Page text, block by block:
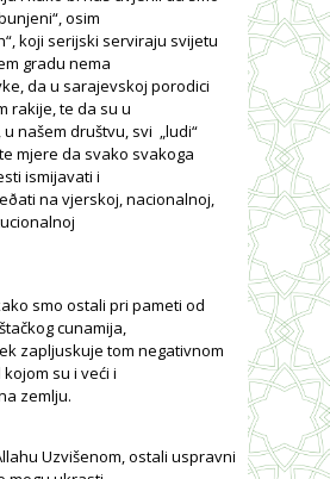
osim
koji serijski serviraju svijetu
gradu nema
da u sarajevskoj porodici
rakije, te da su u
našem društvu, svi „ludi“
mjere da svako svakoga
ismijavati i
na vjerskoj, nacionalnoj,
smo ostali pri pameti od
cunamija,
zapljuskuje tom negativnom
su i veći i
zemlju.
Uzvišenom, ostali uspravni